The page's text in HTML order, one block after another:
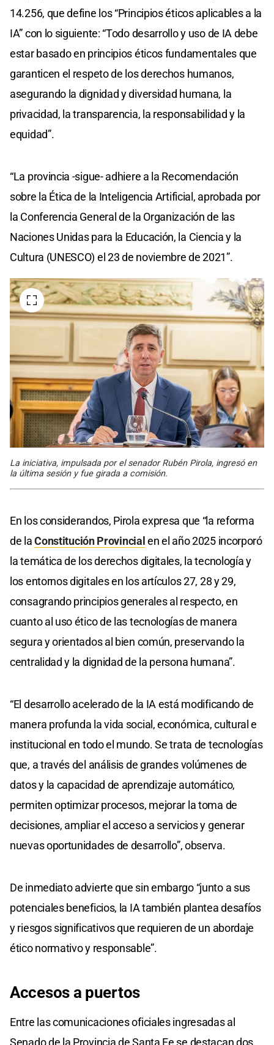
14.256, que define los “Principios éticos aplicables a la
IA” con lo siguiente: “Todo desarrollo y uso de IA debe
estar basado en principios éticos fundamentales que
garanticen el respeto de los derechos humanos,
asegurando la dignidad y diversidad humana, la
privacidad, la transparencia, la responsabilidad y la
equidad”.
“La provincia -sigue- adhiere a la Recomendación
sobre la Ética de la Inteligencia Artificial, aprobada por
la Conferencia General de la Organización de las
Naciones Unidas para la Educación, la Ciencia y la
Cultura (UNESCO) el 23 de noviembre de 2021”.
La iniciativa, impulsada por el senador Rubén Pirola, ingresó en
la última sesión y fue girada a comisión.
En los considerandos, Pirola expresa que “la reforma
de laConstitución Provincialen el año 2025 incorporó
la temática de los derechos digitales, la tecnología y
los entornos digitales en los artículos 27, 28 y 29,
consagrando principios generales al respecto, en
cuanto al uso ético de las tecnologías de manera
segura y orientados al bien común, preservando la
centralidad y la dignidad de la persona humana”.
“El desarrollo acelerado de la IA está modificando de
manera profunda la vida social, económica, cultural e
institucional en todo el mundo. Se trata de tecnologías
que, a través del análisis de grandes volúmenes de
datos y la capacidad de aprendizaje automático,
permiten optimizar procesos, mejorar la toma de
decisiones, ampliar el acceso a servicios y generar
nuevas oportunidades de desarrollo”, observa.
De inmediato advierte que sin embargo “junto a sus
potenciales beneficios, la IA también plantea desafíos
y riesgos significativos que requieren de un abordaje
ético normativo y responsable”.
Accesos a puertos
Entre las comunicaciones oficiales ingresadas al
Senado de la Provincia de Santa Fe se destacan dos